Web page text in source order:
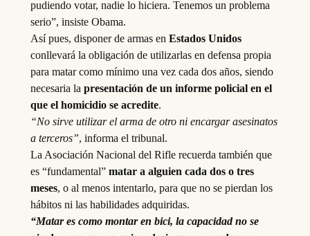
pudiendo votar, nadie lo hiciera. Tenemos un problema
serio”, insiste Obama.
Así pues, disponer de armas en Estados Unidos
conllevará la obligación de utilizarlas en defensa propia
para matar como mínimo una vez cada dos años, siendo
necesaria la presentación de un informe policial en el
que el homicidio se acredite.
“No sirve utilizar el arma de otro ni encargar asesinatos
a terceros”, informa el tribunal.
La Asociación Nacional del Rifle recuerda también que
es “fundamental”matar a alguien cada dos o tres
meses, o al menos intentarlo, para que no se pierdan los
hábitos ni las habilidades adquiridas.
“Matar es como montar en bici, la capacidad no se